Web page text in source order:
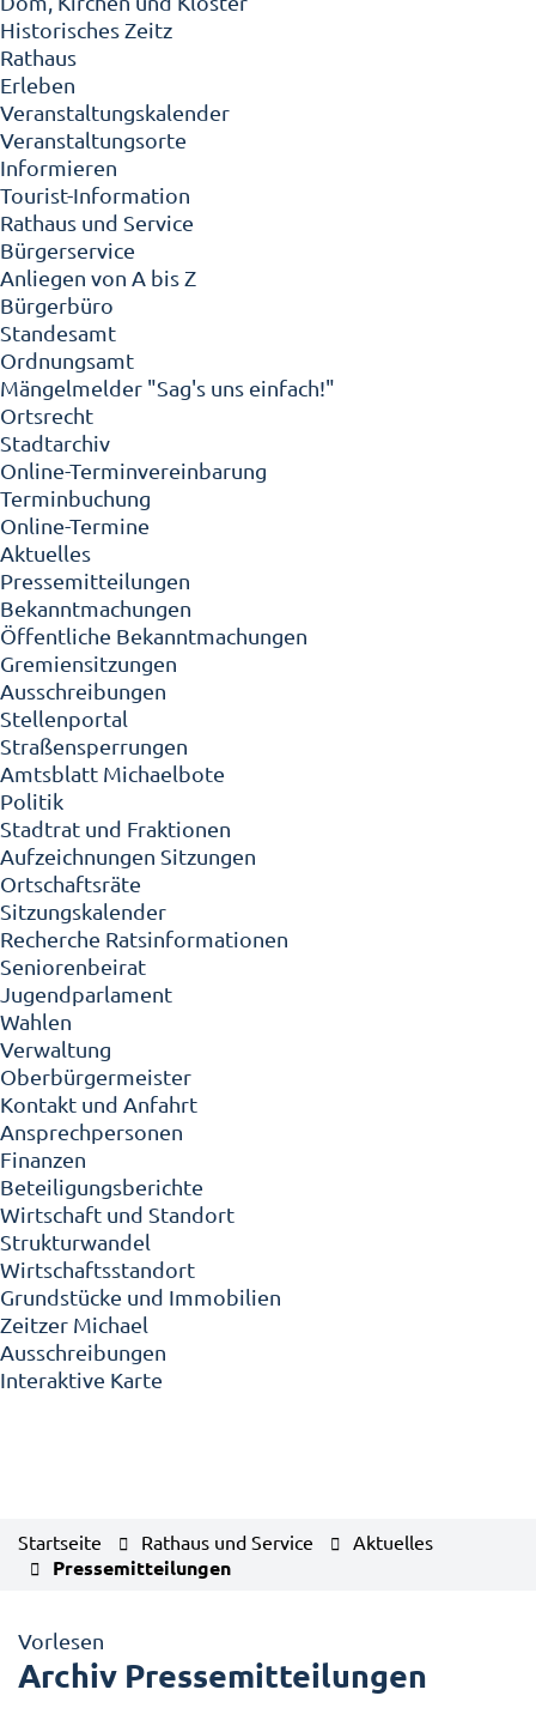
Historisches Zeitz
Rathaus
Erleben
Veranstaltungskalender
Veranstaltungsorte
Informieren
Tourist-Information
Rathaus und Service
Bürgerservice
Anliegen von A bis Z
Bürgerbüro
Standesamt
Ordnungsamt
Mängelmelder "Sag's uns einfach!"
Ortsrecht
Stadtarchiv
Online-Terminvereinbarung
Terminbuchung
Online-Termine
Aktuelles
Pressemitteilungen
Bekanntmachungen
Öffentliche Bekanntmachungen
Gremiensitzungen
Ausschreibungen
Stellenportal
Straßensperrungen
Amtsblatt Michaelbote
Politik
Stadtrat und Fraktionen
Aufzeichnungen Sitzungen
Ortschaftsräte
Sitzungskalender
Recherche Ratsinformationen
Seniorenbeirat
Jugendparlament
Wahlen
Verwaltung
Oberbürgermeister
Kontakt und Anfahrt
Ansprechpersonen
Finanzen
Beteiligungsberichte
Wirtschaft und Standort
Strukturwandel
Wirtschaftsstandort
Grundstücke und Immobilien
Zeitzer Michael
Ausschreibungen
Interaktive Karte
Startseite Rathaus und Service Aktuelles
Pressemitteilungen
Vorlesen
Archiv Pressemitteilungen